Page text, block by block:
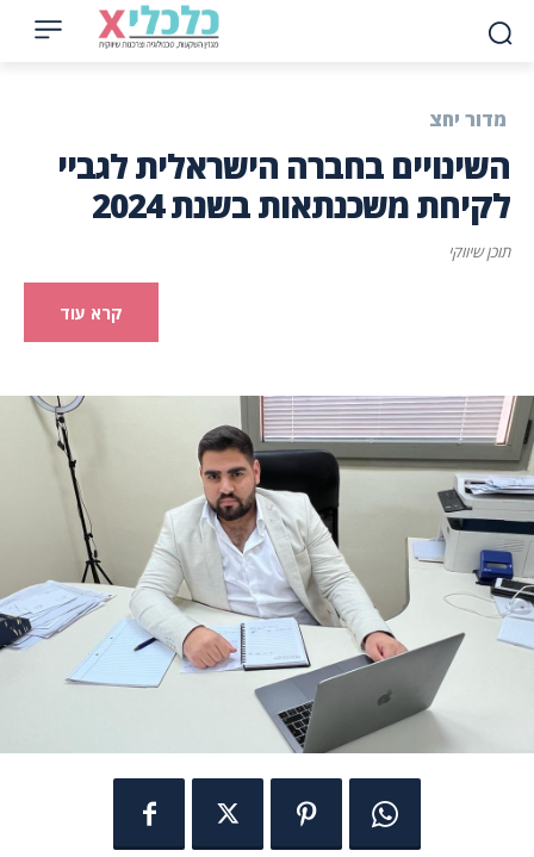
מדור יחצ
השינויים בחברה הישראלית לגביי
לקיחת משכנתאות בשנת 2024
תוכן שיווקי
קרא עוד